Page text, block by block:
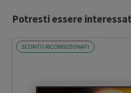
Potresti essere
SCONTO RICONDIZIONATI